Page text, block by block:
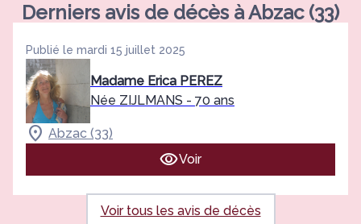
Derniers avis de décès à Abzac (33)
Publié le mardi 15 juillet 2025
Madame Erica PEREZ
Née ZIJLMANS - 70 ans
Abzac (33)
Voir
Voir tous les avis de décès